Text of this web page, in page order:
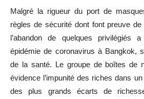
Malgré la rigueur du port de
règles de sécurité dont font preuve
l’abandon de quelques privilégiés
épidémie de coronavirus à Bangkok,
de la santé. Le groupe de boîtes de
évidence l’impunité des riches dans
des plus grands écarts de